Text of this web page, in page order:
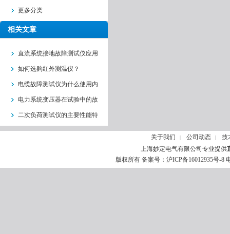
更多分类
相关文章
直流系统接地故障测试仪应用
如何选购红外测温仪？
电缆故障测试仪为什么使用内
电力系统变压器在试验中的故
二次负荷测试仪的主要性能特
点
关于我们 | 公司动态 |
技
上海妙定电气有限公司专业提供
版权所有 备案号： 沪ICP备16012935号-8